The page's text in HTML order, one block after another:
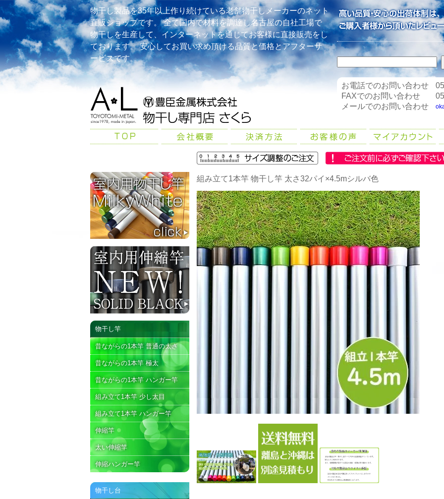
物干し製品を35年以上作り続けている老舗物干しメーカーのネット
直販ショップです。 全て国内で材料を調達し名古屋の自社工場で
物干しを生産して、インターネットを通じてお客様に直接販売をし
ております。 安心してお買い求め頂ける品質と価格とアフターサ
ービスです。
お電話でのお問い合わせ
FAXでのお問い合わせ
メールでのお問い合わせ
物干し竿
昔ながらの1本竿 普通の太さ
昔ながらの1本竿 極太
昔ながらの1本竿 ハンガー竿
組み立て1本竿 少し太目
組み立て1本竿 ハンガー竿
伸縮竿
太い伸縮竿
伸縮ハンガー竿
物干し台
組み立て1本竿 物干し竿 太さ32パイ×4.5mシルバ色